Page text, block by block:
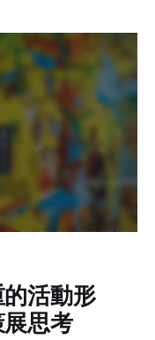
活動形
思考